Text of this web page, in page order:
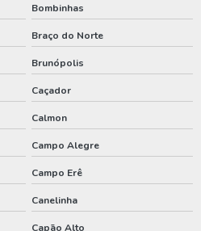
Bombinhas
Braço do Norte
Brunópolis
Caçador
Calmon
Campo Alegre
Campo Erê
Canelinha
Capão Alto